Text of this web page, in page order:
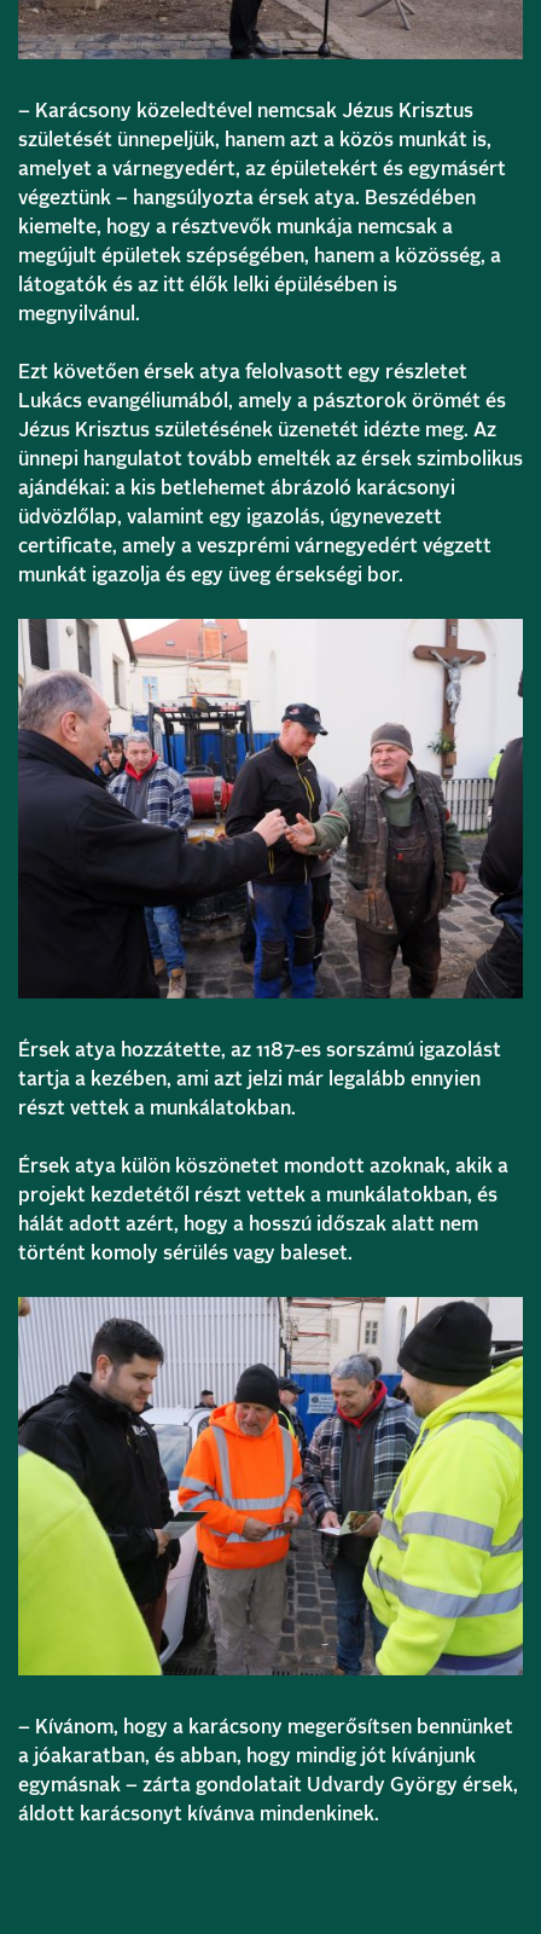
– Karácsony közeledtével nemcsak Jézus Krisztus
születését ünnepeljük, hanem azt a közös munkát is,
amelyet a várnegyedért, az épületekért és egymásért
végeztünk – hangsúlyozta érsek atya. Beszédében
kiemelte, hogy a résztvevők munkája nemcsak a
megújult épületek szépségében, hanem a közösség, a
látogatók és az itt élők lelki épülésében is
megnyilvánul.
Ezt követően érsek atya felolvasott egy részletet
Lukács evangéliumából, amely a pásztorok örömét és
Jézus Krisztus születésének üzenetét idézte meg. Az
ünnepi hangulatot tovább emelték az érsek szimbolikus
ajándékai: a kis betlehemet ábrázoló karácsonyi
üdvözlőlap, valamint egy igazolás, úgynevezett
certificate, amely a veszprémi várnegyedért végzett
munkát igazolja és egy üveg érsekségi bor.
Érsek atya hozzátette, az 1187-es sorszámú igazolást
tartja a kezében, ami azt jelzi már legalább ennyien
részt vettek a munkálatokban.
Érsek atya külön köszönetet mondott azoknak, akik a
projekt kezdetétől részt vettek a munkálatokban, és
hálát adott azért, hogy a hosszú időszak alatt nem
történt komoly sérülés vagy baleset.
– Kívánom, hogy a karácsony megerősítsen bennünket
a jóakaratban, és abban, hogy mindig jót kívánjunk
egymásnak – zárta gondolatait Udvardy György érsek,
áldott karácsonyt kívánva mindenkinek.